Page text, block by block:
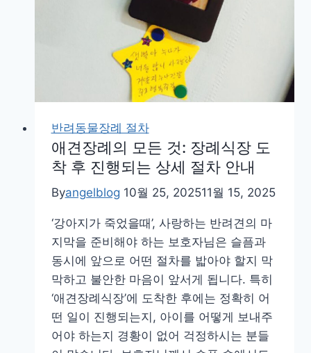
반려동물장례 절차
애견장례의 모든 것: 장례식장 도
착 후 진행되는 상세 절차 안내
Byangelblog 10월 25, 202511월 15, 2025
‘강아지가 죽었을때’, 사랑하는 반려견의 마
지막을 준비해야 하는 보호자님은 슬픔과
동시에 앞으로 어떤 절차를 밟아야 할지 막
막하고 불안한 마음이 앞서게 됩니다. 특히
‘애견장례식장’에 도착한 후에는 정확히 어
떤 일이 진행되는지, 아이를 어떻게 보내주
어야 하는지 경황이 없어 걱정하시는 분들